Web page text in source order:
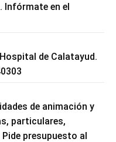
Infórmate en el
de Calatayud.
de animación y
particulares,
presupuesto al